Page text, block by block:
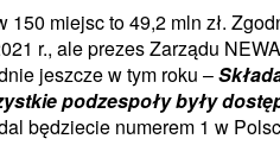
miejsc to 49,2 mln zł.
r., ale prezes Zarządu
jeszcze w tym roku –
podzespoły były
będziecie numerem 1 w